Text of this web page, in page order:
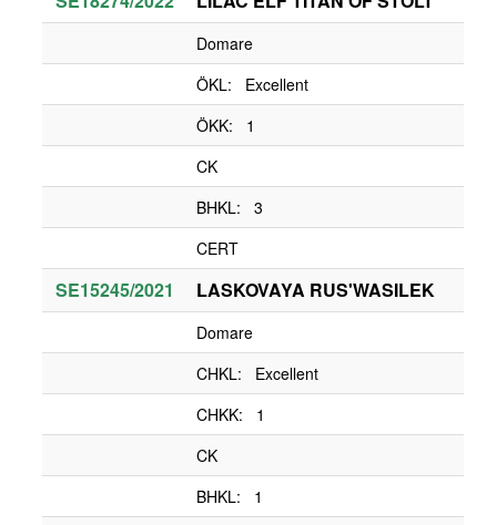
Domare
ÖKL: Excellent
ÖKK: 1
CK
BHKL: 3
CERT
SE15245/2021 LASKOVAYA RUS'WASILEK
Domare
CHKL: Excellent
CHKK: 1
CK
BHKL: 1